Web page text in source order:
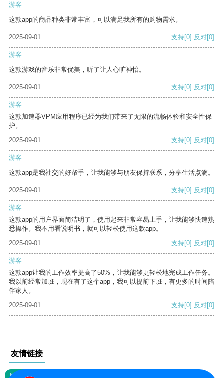
游客
这款app的商品种类非常丰富，可以满足我所有的购物需求。
2025-09-01 支持[0] 反对[0]
游客
这款游戏的音乐非常优美，听了让人心旷神怡。
2025-09-01 支持[0] 反对[0]
游客
这款加速器VPM应用程序已经为我们带来了无限的流畅体验和安全性保
护。
2025-09-01
支持[0] 反对[0]
游客
这款app是我社交的好帮手，让我能够与朋友保持联系，分享生活点滴。
2025-09-01 支持[0] 反对[0]
游客
这款app的用户界面简洁明了，使用起来非常容易上手，让我能够快速熟
悉操作。我不用看说明书，就可以轻松使用这款app。
2025-09-01
支持[0] 反对[0]
游客
这款app让我的工作效率提高了50%，让我能够更轻松地完成工作任务。
我以前经常加班，现在有了这个app，我可以提前下班，有更多的时间陪
伴家人。
2025-09-01
支持[0] 反对[0]
友情链接
网站地图